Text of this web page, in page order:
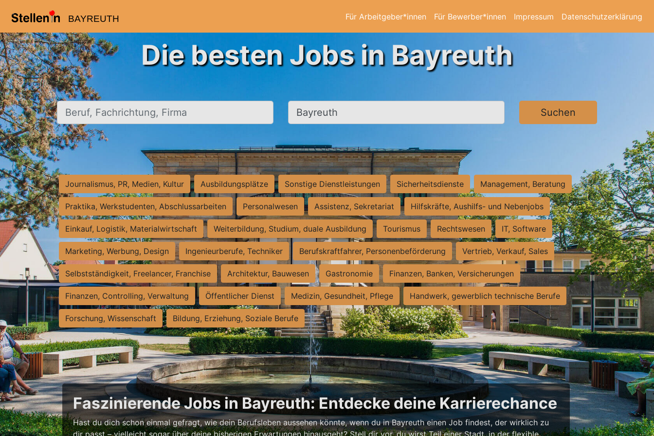
BAYREUTH Für Arbeitgeber*innen Für Bewerber*innen Impressum Datenschutzerklärung
Die besten Jobs in Bayreuth
Beruf, Fachrichtung, Firma Ort, Stadt Suchen
Journalismus, PR, Medien, Kultur Ausbildungsplätze Sonstige Dienstleistungen Sicherheitsdienste Management, Beratung
Praktika, Werkstudenten, Abschlussarbeiten Personalwesen Assistenz, Sekretariat Hilfskräfte, Aushilfs- und Nebenjobs
Einkauf, Logistik, Materialwirtschaft Weiterbildung, Studium, duale Ausbildung Tourismus Rechtswesen IT, Software
Marketing, Werbung, Design Ingenieurberufe, Techniker Berufskraftfahrer, Personenbeförderung Vertrieb, Verkauf, Sales
Selbstständigkeit, Freelancer, Franchise Architektur, Bauwesen Gastronomie Finanzen, Banken, Versicherungen
Finanzen, Controlling, Verwaltung Öffentlicher Dienst Medizin, Gesundheit, Pflege Handwerk, gewerblich technische Berufe
Forschung, Wissenschaft Bildung, Erziehung, Soziale Berufe
Faszinierende Jobs in Bayreuth: Entdecke deine Karrierechance
Hast du dich schon einmal gefragt, wie dein Berufsleben aussehen könnte, wenn du in Bayreuth einen Job findest, der wirklich zu